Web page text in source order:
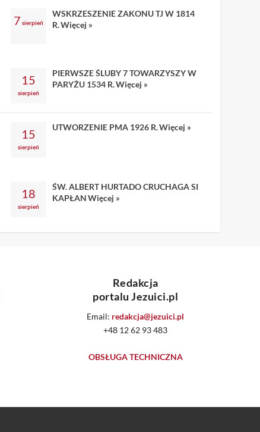
7 sierpień
WSKRZESZENIE ZAKONU TJ W 1814
R.Więcej »
15
sierpień
PIERWSZE ŚLUBY 7 TOWARZYSZY W
PARYŻU 1534 R.Więcej »
15
sierpień
UTWORZENIE PMA 1926 R.Więcej »
18
sierpień
ŚW. ALBERT HURTADO CRUCHAGA SI
KAPŁANWięcej »
Redakcja
portalu Jezuici.pl
Email: redakcja@jezuici.pl
+48 12 62 93 483
OBSŁUGA TECHNICZNA